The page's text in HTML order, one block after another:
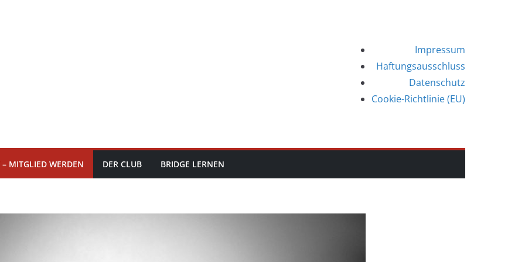
Impressum
Haftungsausschluss
Datenschutz
Cookie-Richtlinie (EU)
MITGLIED WERDEN DER CLUB BRIDGE LERNEN